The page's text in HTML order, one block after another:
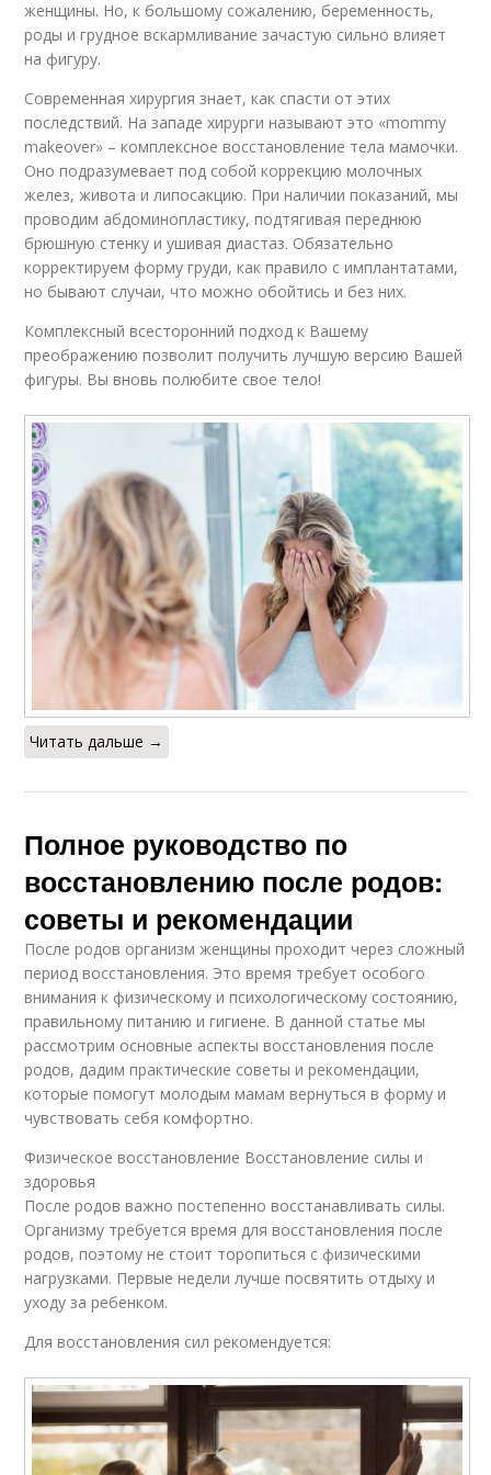
женщины. Но, к большому сожалению, беременность,
роды и грудное вскармливание зачастую сильно влияет
на фигуру.
Современная хирургия знает, как спасти от этих
последствий. На западе хирурги называют это «mommy
makeover» – комплексное восстановление тела мамочки.
Оно подразумевает под собой коррекцию молочных
желез, живота и липосакцию. При наличии показаний, мы
проводим абдоминопластику, подтягивая переднюю
брюшную стенку и ушивая диастаз. Обязательно
корректируем форму груди, как правило с имплантатами,
но бывают случаи, что можно обойтись и без них.
Комплексный всесторонний подход к Вашему
преображению позволит получить лучшую версию Вашей
фигуры. Вы вновь полюбите свое тело!
Читать дальше →
Полное руководство по
восстановлению после родов:
советы и рекомендации
После родов организм женщины проходит через сложный
период восстановления. Это время требует особого
внимания к физическому и психологическому состоянию,
правильному питанию и гигиене. В данной статье мы
рассмотрим основные аспекты восстановления после
родов, дадим практические советы и рекомендации,
которые помогут молодым мамам вернуться в форму и
чувствовать себя комфортно.
Физическое восстановление Восстановление силы и
здоровья
После родов важно постепенно восстанавливать силы.
Организму требуется время для восстановления после
родов, поэтому не стоит торопиться с физическими
нагрузками. Первые недели лучше посвятить отдыху и
уходу за ребенком.
Для восстановления сил рекомендуется: